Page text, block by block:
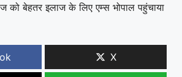
को बेहतर इलाज के लिए एम्स भोपाल पहुंचाया
X